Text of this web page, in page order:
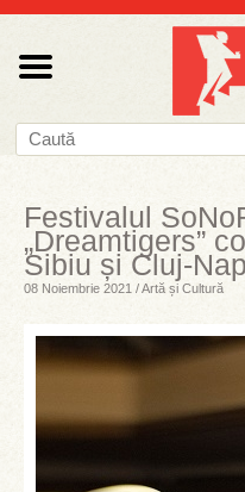
Festivalul
„Dreamtigers”
Sibiu și Cluj-
08 Noiembrie 2021 / Artă și Cultură